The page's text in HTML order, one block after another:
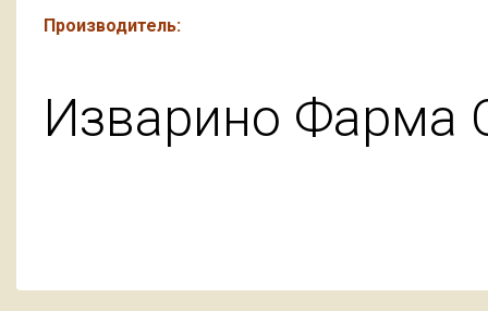
Производитель:
Изварино Фарма